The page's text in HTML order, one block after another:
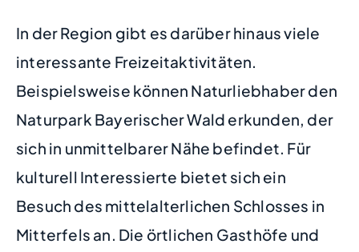
In der Region gibt es darüber hinaus viele
interessante Freizeitaktivitäten.
Beispielsweise können Naturliebhaber den
Naturpark Bayerischer Wald erkunden, der
sich in unmittelbarer Nähe befindet. Für
kulturell Interessierte bietet sich ein
Besuch des mittelalterlichen Schlosses in
Mitterfels an. Die örtlichen Gasthöfe und